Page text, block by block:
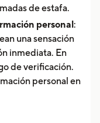
de estafa.
personal:
una sensación
inmediata. En
de verificación.
personal en